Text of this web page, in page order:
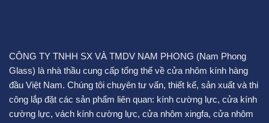
CÔNG TY TNHH SX VÀ TMDV NAM PHONG (Nam Phong
Glass) là nhà thầu cung cấp tổng thể về cửa nhôm kính hàng
đầu Việt Nam. Chúng tôi chuyên tư vấn, thiết kế, sản xuất và thi
công lắp đặt các sản phẩm liên quan: kính cường lực, cửa kính
cường lực, vách kính cường lực, cửa nhôm xingfa, cửa nhôm